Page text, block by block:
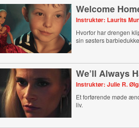
Welcome
Instruktør: Laurits
Hvorfor har drengen
sin søsters
We’ll Always
Instruktør: Julie R.
Et forførende møde
liv.